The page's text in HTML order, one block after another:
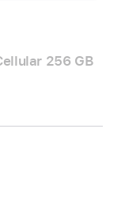
256 GB